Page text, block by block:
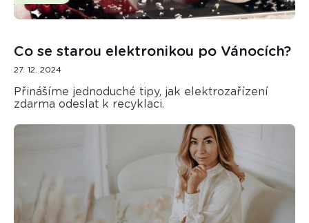
Co se starou elektronikou po Vánocích?
27. 12. 2024
Přinášíme jednoduché tipy, jak elektrozařízení
zdarma odeslat k recyklaci.